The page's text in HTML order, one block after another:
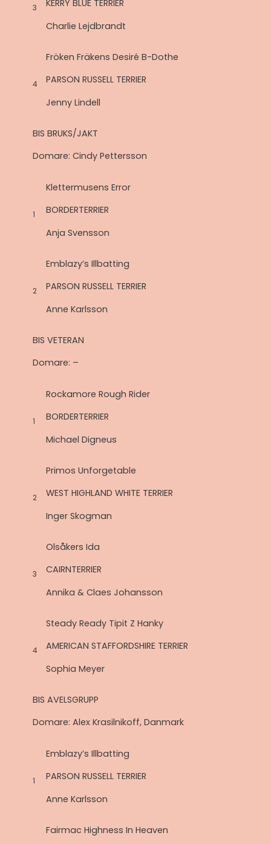
3
KERRY BLUE TERRIER
Charlie Lejdbrandt
4
Fröken Fräkens Desiré B-Dothe
PARSON RUSSELL TERRIER
Jenny Lindell
BIS BRUKS/JAKT
Domare: Cindy Pettersson
1
Klettermusens Error
BORDERTERRIER
Anja Svensson
2
Emblazy’s Illbatting
PARSON RUSSELL TERRIER
Anne Karlsson
BIS VETERAN
Domare: –
1
Rockamore Rough Rider
BORDERTERRIER
Michael Digneus
2
Primos Unforgetable
WEST HIGHLAND WHITE TERRIER
Inger Skogman
3
Olsåkers Ida
CAIRNTERRIER
Annika & Claes Johansson
4
Steady Ready Tipit Z Hanky
AMERICAN STAFFORDSHIRE TERRIER
Sophia Meyer
BIS AVELSGRUPP
Domare: Alex Krasilnikoff, Danmark
1
Emblazy’s Illbatting
PARSON RUSSELL TERRIER
Anne Karlsson
Fairmac Highness In Heaven